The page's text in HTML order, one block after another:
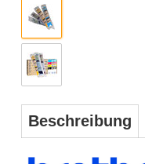
Beschreibung